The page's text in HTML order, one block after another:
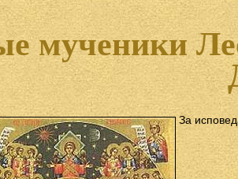
мученики
За